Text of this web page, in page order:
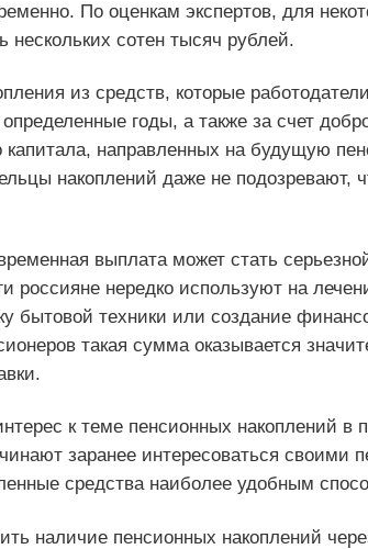
По оценкам экспертов, для
нескольких сотен тысяч рублей.
из средств, которые
годы, а также за счет
капитала, направленных на будущую
накоплений даже не подозревают,
выплата может стать
россияне нередко используют на
бытовой техники или создание
такая сумма оказывается
к теме пенсионных накоплений в
заранее интересоваться своими
средства наиболее удобным
наличие пенсионных накоплений